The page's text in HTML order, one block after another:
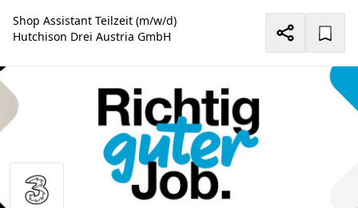
Shop Assistant Teilzeit (m/w/d)
Hutchison Drei Austria GmbH